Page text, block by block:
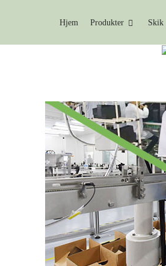
Hjem Produkter Skik